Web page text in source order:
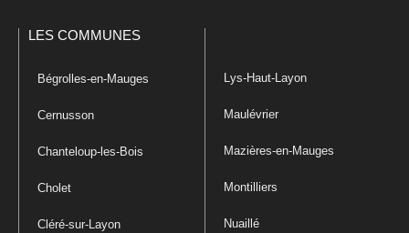
LES COMMUNES
Bégrolles-en-Mauges
Cernusson
Chanteloup-les-Bois
Cholet
Cléré-sur-Layon
Lys-Haut-Layon
Maulévrier
Mazières-en-Mauges
Montilliers
Nuaillé